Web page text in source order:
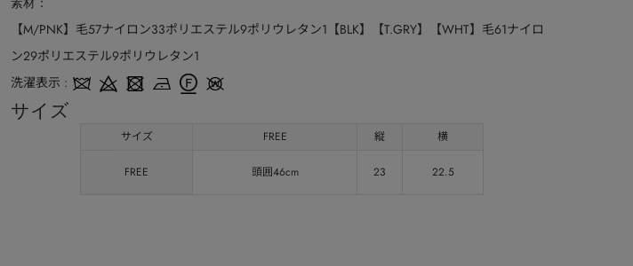
【M/PNK】毛57ナイロン33ポリエステル9ポリウレタン1【BLK】【T.GRY】【WHT】毛61ナイロ
ン29ポリエステル9ポリウレタン1
洗濯表示
サイズ
サイズ FREE 縦 横
FREE 頭囲46cm 23 22.5